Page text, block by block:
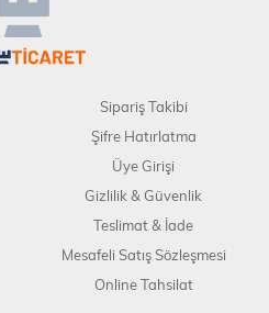
Sipariş Takibi
Şifre Hatırlatma
Üye Girişi
Gizlilik & Güvenlik
Teslimat & İade
Mesafeli Satış Sözleşmesi
Online Tahsilat